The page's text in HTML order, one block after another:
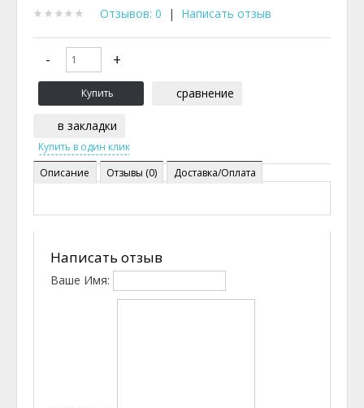
Отзывов: 0 | Написать отзыв
сравнение
в закладки
Описание Отзывы (0) Доставка/Оплата
Написать отзыв
Ваше Имя: